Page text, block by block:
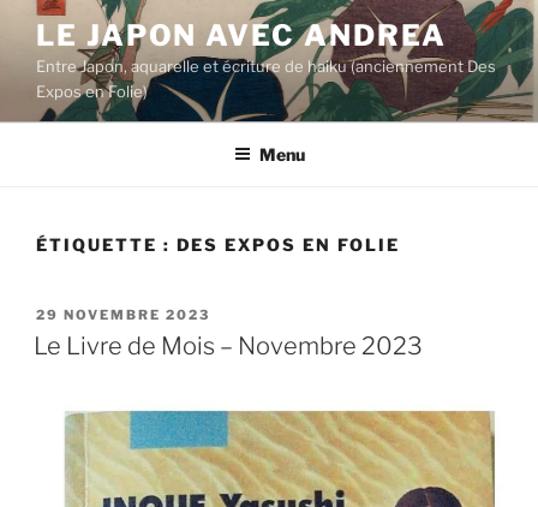
Aller
contenu
principal
LE JAPON AVEC ANDREA
Entre Japon, aquarelle et écriture de haiku (anciennement Des
Expos en Folie)
Menu
ÉTIQUETTE : DES EXPOS EN FOLIE
PUBLIÉ
LE
29 NOVEMBRE 2023
Le Livre de Mois – Novembre 2023